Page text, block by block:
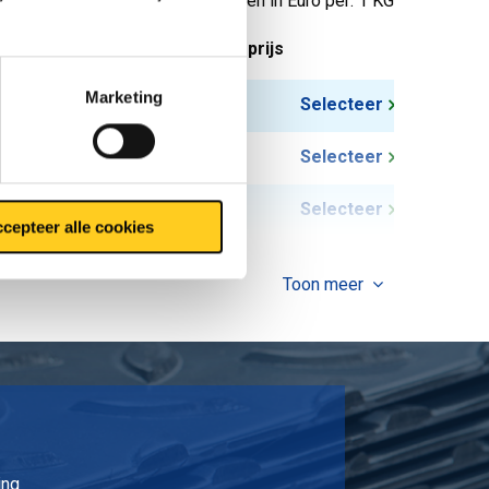
Marketing
alle cookies
Bruto prijs
5,022 Selecteer
6,348 Selecteer
12,162 Selecteer
Toon meer